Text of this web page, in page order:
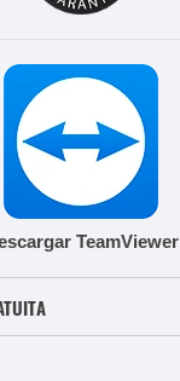
TeamViewer